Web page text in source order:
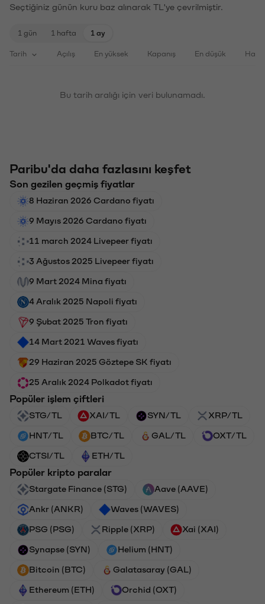
Seçtiğiniz günün kuru baz alınarak TL'ye çevrilmiştir.
1 gün 1 hafta 1 ay
Tarih Açılış En yüksek Kapanış En düşük
Bu tarih aralığı için veri bulunamadı.
Paribu'da daha fazlasını keşfet
Son gezilen geçmiş fiyatlar
8 Haziran 2026 Cardano fiyatı
9 Mayıs 2026 Cardano fiyatı
11 march 2024 Livepeer fiyatı
3 Ağustos 2025 Livepeer fiyatı
9 Mart 2024 Mina fiyatı
4 Aralık 2025 Napoli fiyatı
9 Şubat 2025 Tron fiyatı
14 Mart 2021 Waves fiyatı
29 Haziran 2025 Göztepe SK fiyatı
25 Aralık 2024 Polkadot fiyatı
Popüler işlem çiftleri
STG/TL XAI/TL SYN/TL XRP/TL
HNT/TL BTC/TL GAL/TL OXT/TL
CTSI/TL ETH/TL
Popüler kripto paralar
Stargate Finance (STG) Aave (AAVE)
Ankr (ANKR) Waves (WAVES)
PSG (PSG) Ripple (XRP) Xai (XAI)
Synapse (SYN) Helium (HNT)
Bitcoin (BTC) Galatasaray (GAL)
Ethereum (ETH) Orchid (OXT)